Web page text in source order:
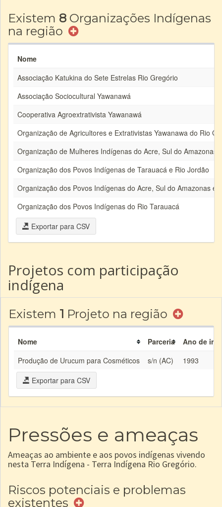
Existem 8 Organizações Indígenas
na região
Nome
Associação Katukina do Sete Estrelas Rio Gregório
Associação Sociocultural Yawanawá
Cooperativa Agroextrativista Yawanawá
Organização de Agricultores e Extrativistas Yawanawa do Rio
Organização de Mulheres Indígenas do Acre, Sul do Amazonas
Organização dos Povos Indígenas de Tarauacá e Rio Jordão
Organização dos Povos Indígenas do Acre, Sul do Amazonas e
Organização dos Povos Indígenas do Rio Tarauacá
Exportar para CSV
Projetos com participação
indígena
Existem 1 Projeto na região
Nome Parceria
Ano de
Produção de Urucum para Cosméticos
s/n (AC)
1993
Exportar para CSV
Pressões e ameaças
Ameaças ao ambiente e aos povos indígenas vivendo
nesta Terra Indígena - Terra Indígena Rio Gregório.
Riscos potenciais e problemas
existentes